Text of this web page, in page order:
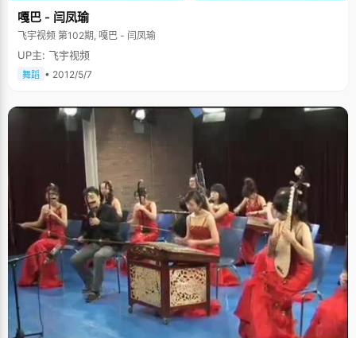
嘎巴 - 闫凤瑜
飞宇视频 第102期, 嘎巴 - 闫凤瑜
UP主: 飞宇视频
舞蹈 • 2012/5/7